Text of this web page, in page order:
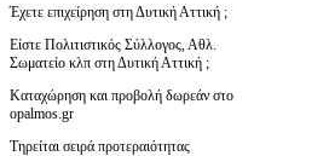
Έχετε επιχείρηση στη Δυτική Αττική ;
Είστε Πολιτιστικός Σύλλογος, Αθλ.
Σωματείο κλπ στη Δυτική Αττική ;
Καταχώρηση και προβολή δωρεάν στο
opalmos.gr
Τηρείται σειρά προτεραιότητας